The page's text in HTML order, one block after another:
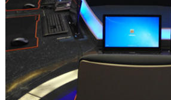
息化项目
公司新闻 | 2026-01-13
武警综合指挥信息化平台成